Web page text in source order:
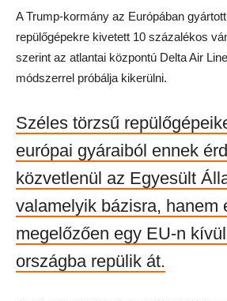
A Trump-kormány az Európában
repülőgépekre kivetett 10 százalékos
szerint az atlantai központú Delta Air
módszerrel próbálja kikerülni.
Széles törzsű
európai gyáraiból ennek
közvetlenül az Egyesült
valamelyik bázisra, hanem
megelőzően egy EU-n
országba repülik át.